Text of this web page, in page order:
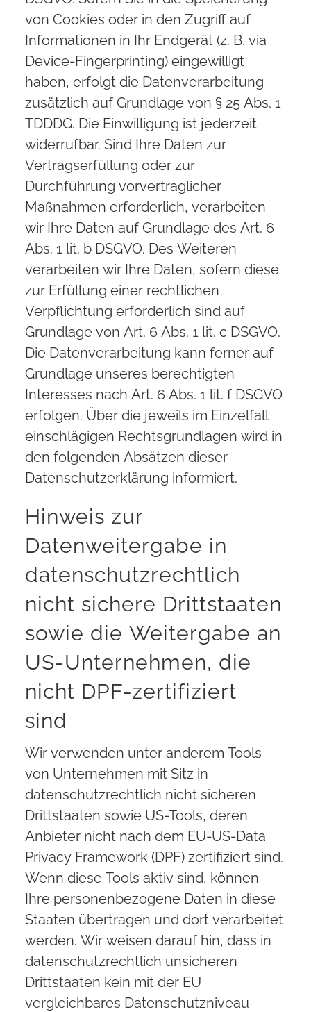
von Cookies oder in den Zugriff auf
Informationen in Ihr Endgerät (z. B. via
Device-Fingerprinting) eingewilligt
haben, erfolgt die Datenverarbeitung
zusätzlich auf Grundlage von § 25 Abs. 1
TDDDG. Die Einwilligung ist jederzeit
widerrufbar. Sind Ihre Daten zur
Vertragserfüllung oder zur
Durchführung vorvertraglicher
Maßnahmen erforderlich, verarbeiten
wir Ihre Daten auf Grundlage des Art. 6
Abs. 1 lit. b DSGVO. Des Weiteren
verarbeiten wir Ihre Daten, sofern diese
zur Erfüllung einer rechtlichen
Verpflichtung erforderlich sind auf
Grundlage von Art. 6 Abs. 1 lit. c DSGVO.
Die Datenverarbeitung kann ferner auf
Grundlage unseres berechtigten
Interesses nach Art. 6 Abs. 1 lit. f DSGVO
erfolgen. Über die jeweils im Einzelfall
einschlägigen Rechtsgrundlagen wird in
den folgenden Absätzen dieser
Datenschutzerklärung informiert.
Hinweis zur
Datenweitergabe in
datenschutzrechtlich
nicht sichere Drittstaaten
sowie die Weitergabe an
US-Unternehmen, die
nicht DPF-zertifiziert
sind
Wir verwenden unter anderem Tools
von Unternehmen mit Sitz in
datenschutzrechtlich nicht sicheren
Drittstaaten sowie US-Tools, deren
Anbieter nicht nach dem EU-US-Data
Privacy Framework (DPF) zertifiziert sind.
Wenn diese Tools aktiv sind, können
Ihre personenbezogene Daten in diese
Staaten übertragen und dort verarbeitet
werden. Wir weisen darauf hin, dass in
datenschutzrechtlich unsicheren
Drittstaaten kein mit der EU
vergleichbares Datenschutzniveau